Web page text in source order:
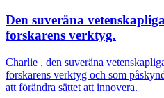
Den suveräna
forskarens verktyg.
Charlie , den suveräna
forskarens verktyg och som
att förändra sättet att innovera.